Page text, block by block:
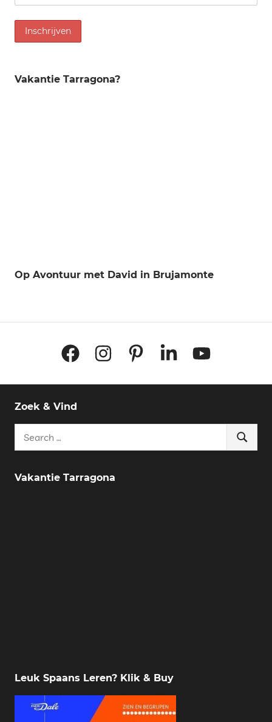
Vakantie Tarragona?
Op Avontuur met David in Brujamonte
FacebookInstagramPinterestLinkedInYouTube
Zoek & Vind
Search
Vakantie Tarragona
Leuk Spaans Leren? Klik & Buy